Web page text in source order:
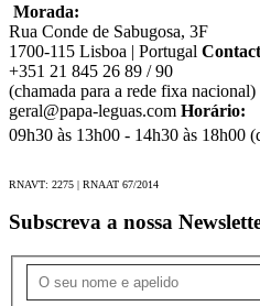
Morada:
Rua Conde de Sabugosa, 3F
1700-115 Lisboa | Portugal
+351 21 845 26 89 / 90
(chamada para a rede fixa nacional)
geral@papa-leguas.com Horário:
09h30 às 13h00 - 14h30 às 18h00
RNAVT: 2275 | RNAAT 67/2014
Subscreva a nossa